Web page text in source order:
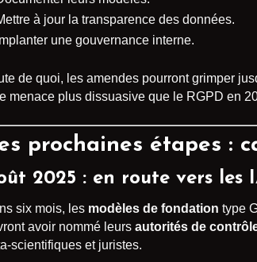
à jour la transparence des données.
Implanter une gouvernance interne.
de quoi, les amendes pourront grimper
menace plus dissuasive que le RGPD en
prochaines étapes :
2025 : en route vers les
six mois, les modèles de fondation type
avoir nommé leurs autorités de
scientifiques et juristes.